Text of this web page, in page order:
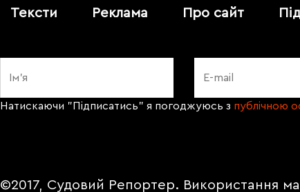
Тексти Реклама Про сайт
Натискаючи "Підписатись" я погоджуюсь з публічною
©2017, Судовий Репортер. Використання